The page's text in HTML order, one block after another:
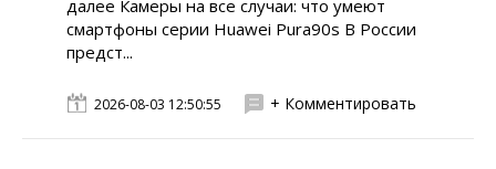
далее Камеры на все случаи: что умеют
смартфоны серии Huawei Pura90s В России
предст...
2026-08-03 12:50:55 + Комментировать